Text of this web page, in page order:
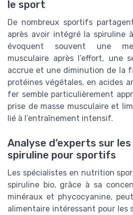
le sport
De nombreux sportifs
après avoir intégré la spiruline
évoquent souvent une
musculaire après l’effort, une
accrue et une diminution de la
protéines végétales, en acides
fer semble particulièrement
prise de masse musculaire et
lié à l’entraînement intensif.
Analyse d’experts sur
spiruline pour sportifs
Les spécialistes en nutrition
spiruline bio, grâce à sa
minéraux et phycocyanine,
alimentaire intéressant pour les